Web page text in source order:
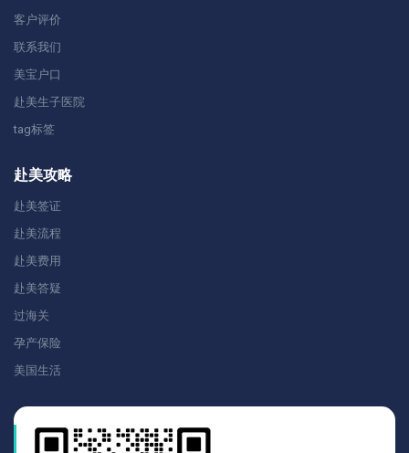
客户评价
联系我们
美宝户口
赴美生子医院
tag标签
赴美攻略
赴美签证
赴美流程
赴美费用
赴美答疑
过海关
孕产保险
美国生活